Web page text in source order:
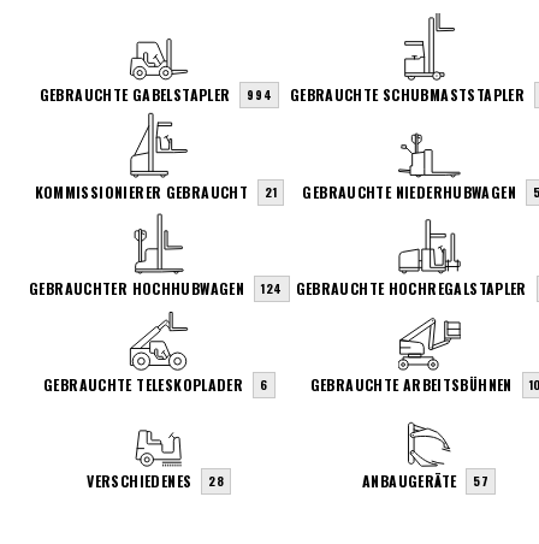
GEBRAUCHTE GABELSTAPLER 994 GEBRAUCHTE SCHUBMASTSTAPLER
KOMMISSIONIERER GEBRAUCHT 21 GEBRAUCHTE NIEDERHUBWAGEN
GEBRAUCHTER HOCHHUBWAGEN 124 GEBRAUCHTE HOCHREGALSTAPLER
GEBRAUCHTE TELESKOPLADER 6 GEBRAUCHTE ARBEITSBÜHNEN
VERSCHIEDENES 28 ANBAUGERÄTE 57